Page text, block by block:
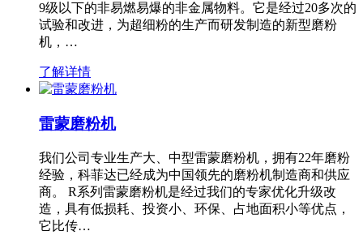
9级以下的非易燃易爆的非金属物料。它是经过20多次的
试验和改进，为超细粉的生产而研发制造的新型磨粉
机，…
了解详情
雷蒙磨粉机
我们公司专业生产大、中型雷蒙磨粉机，拥有22年磨粉
经验，科菲达已经成为中国领先的磨粉机制造商和供应
商。 R系列雷蒙磨粉机是经过我们的专家优化升级改
造，具有低损耗、投资小、环保、占地面积小等优点，
它比传…